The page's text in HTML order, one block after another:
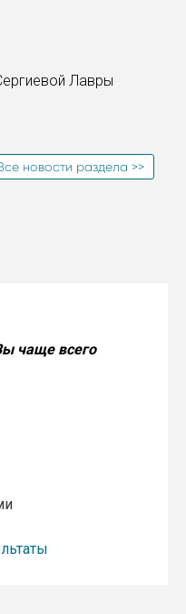
Лавры
новости раздела >>
чаще всего